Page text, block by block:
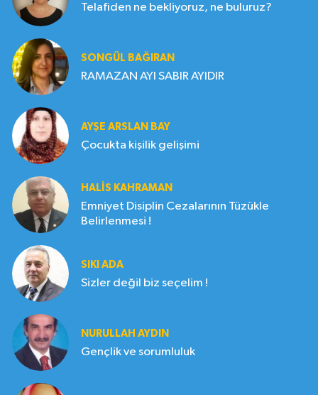
Telafiden ne bekliyoruz, ne buluruz?
SONGÜL BAĞIRAN
RAMAZAN AYI SABIR AYIDIR
AYŞE ARSLAN BAY
Çocukta kişilik gelişimi
HALIS KAHRAMAN
Emniyet Disiplin Cezalarının Tüzükle
Belirlenmesi !
SIKI ADA
Sizler değil biz seçelim !
NURULLAH AYDIN
Gençlik ve sorumluluk